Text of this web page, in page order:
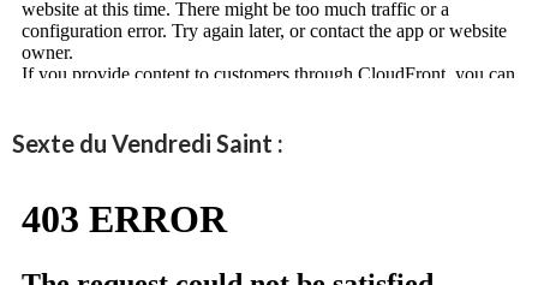
Sexte du Vendredi Saint :